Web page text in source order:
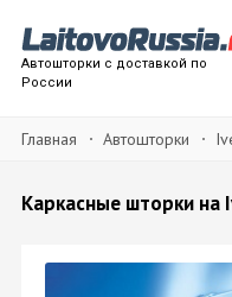
Автошторки с доставкой по
России
Главная Автошторки
Каркасные шторки на